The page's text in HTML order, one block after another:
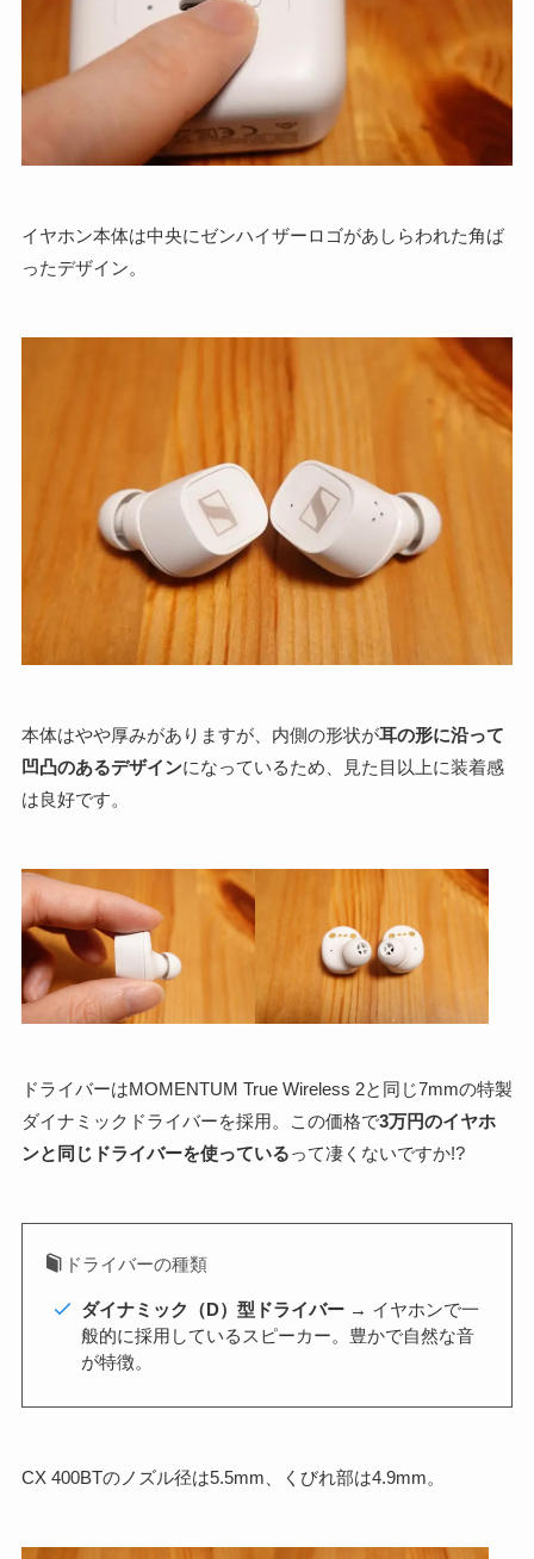
イヤホン本体は中央にゼンハイザーロゴがあしらわれた角ば
ったデザイン。
本体はやや厚みがありますが、内側の形状が耳の形に沿って
凹凸のあるデザインになっているため、見た目以上に装着感
は良好です。
ドライバーはMOMENTUM True Wireless 2と同じ7mmの特製
ダイナミックドライバーを採用。この価格で3万円のイヤホ
ンと同じドライバーを使っているって凄くないですか!?
ドライバーの種類
ダイナミック（D）型ドライバー → イヤホンで一
般的に採用しているスピーカー。豊かで自然な音
が特徴。
CX 400BTのノズル径は5.5mm、くびれ部は4.9mm。